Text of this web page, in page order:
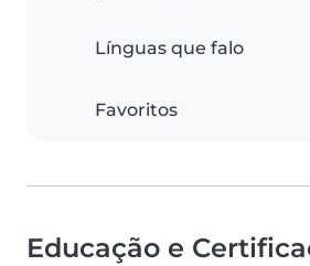
Línguas que falo
Favoritos
Educação e